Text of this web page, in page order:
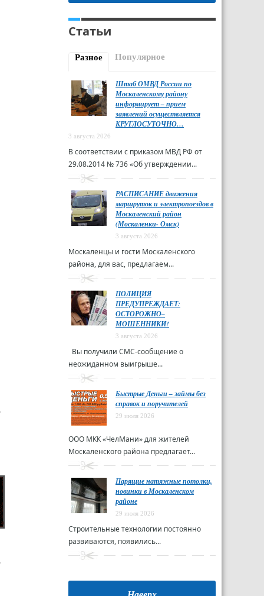
Статьи
Разное Популярное
Штаб ОМВД России по
Москаленскому району
информирует – прием
заявлений осуществляется
КРУГЛОСУТОЧНО…
3 августа 2026
В соответствии с приказом МВД РФ от
29.08.2014 № 736 «Об утверждении...
РАСПИСАНИЕ движения
маршруток и электропоездов в
Москаленский район
(Москаленки- Омск)
3 августа 2026
Москаленцы и гости Москаленского
района, для вас, предлагаем...
ПОЛИЦИЯ
ПРЕДУПРЕЖДАЕТ:
ОСТОРОЖНО–
МОШЕННИКИ!
3 августа 2026
Вы получили СМС-сообщение о
неожиданном выигрыше...
Быстрые Деньги – займы без
справок и поручителей
29 июля 2026
ООО МКК «ЧелМани» для жителей
Москаленского района предлагает...
Парящие натяжные потолки,
новинки в Москаленском
районе
29 июля 2026
Строительные технологии постоянно
развиваются, появились...